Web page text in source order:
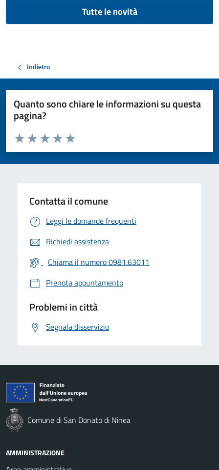
Tutte le novità
Indietro
Quanto sono chiare le informazioni su questa
pagina?
Valuta da 1 a 5 stelle la pagina
Valuta 5 stelle su 5
Valuta 4 stelle su 5
Valuta 3 stelle su 5
Valuta 2 stelle su 5
Valuta 1 stelle su 5
Contatta il comune
Leggi le domande frequenti
Richiedi assistenza
Chiama il numero 0981.63011
Prenota appuntamento
Problemi in città
Segnala disservizio
Comune di San Donato di Ninea
AMMINISTRAZIONE